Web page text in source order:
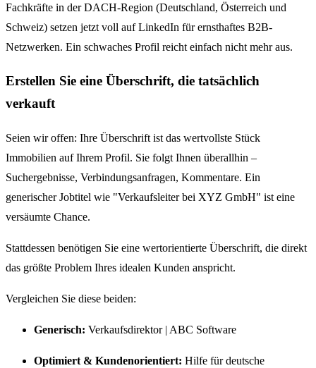
Fachkräfte in der DACH-Region (Deutschland, Österreich und
Schweiz) setzen jetzt voll auf LinkedIn für ernsthaftes B2B-
Netzwerken. Ein schwaches Profil reicht einfach nicht mehr aus.
Erstellen Sie eine Überschrift, die tatsächlich
verkauft
Seien wir offen: Ihre Überschrift ist das wertvollste Stück
Immobilien auf Ihrem Profil. Sie folgt Ihnen überallhin –
Suchergebnisse, Verbindungsanfragen, Kommentare. Ein
generischer Jobtitel wie "Verkaufsleiter bei XYZ GmbH" ist eine
versäumte Chance.
Stattdessen benötigen Sie eine wertorientierte Überschrift, die direkt
das größte Problem Ihres idealen Kunden anspricht.
Vergleichen Sie diese beiden:
Generisch: Verkaufsdirektor | ABC Software
Optimiert & Kundenorientiert: Hilfe für deutsche